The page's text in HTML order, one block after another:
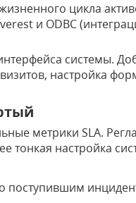
цикла
и ODBC
системы.
настройка
метрики SLA.
тонкая настройка
поступившим